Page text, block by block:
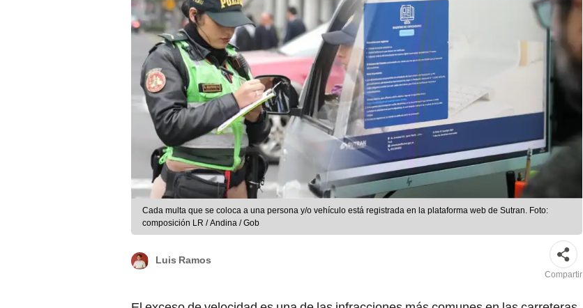
Cada multa que se coloca a una persona y/o vehículo está registrada en la plataforma web de Sutran. Foto:
composición LR / Andina / Gob
Luis Ramos
Compartir